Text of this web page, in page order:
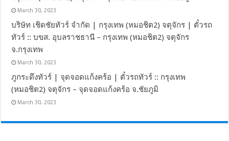
March 30, 2023
บริษัท เชิดชัยทัวร์ จำกัด | กรุงเทพ (หมอชิต2) จตุจักร | ตั๋วรถ
ทัวร์ :: บขส. อุบลราชธานี – กรุงเทพ (หมอชิต2) จตุจักร
จ.กรุงเทพ
March 30, 2023
ภูกระดึงทัวร์ | จุดจอดแก้งคร้อ | ตั๋วรถทัวร์ :: กรุงเทพ
(หมอชิต2) จตุจักร – จุดจอดแก้งคร้อ จ.ชัยภูมิ
March 30, 2023